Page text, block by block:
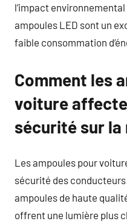
l’impact
ampoules LED sont un
faible consommation
Comment les
voiture
sécurité sur la
Les ampoules pour
sécurité des
ampoules de haute
offrent une lumière plus